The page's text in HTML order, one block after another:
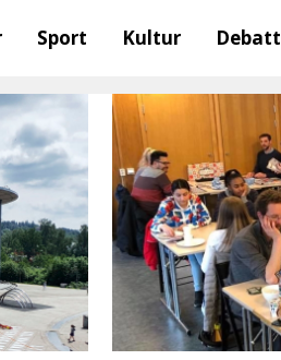
Sport Kultur Debatt